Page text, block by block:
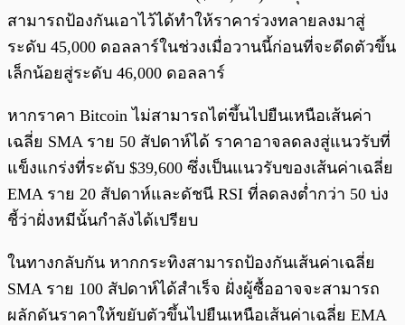
สามารถป้องกันเอาไว้ได้ทำให้ราคาร่วงทลายลงมาสู่
ระดับ 45,000 ดอลลาร์ในช่วงเมื่อวานนี้ก่อนที่จะดีดตัวขึ้น
เล็กน้อยสู่ระดับ 46,000 ดอลลาร์
หากราคา Bitcoin ไม่สามารถไต่ขึ้นไปยืนเหนือเส้นค่า
เฉลี่ย SMA ราย 50 สัปดาห์ได้ ราคาอาจลดลงสู่แนวรับที่
แข็งแกร่งที่ระดับ $39,600 ซึ่งเป็นแนวรับของเส้นค่าเฉลี่ย
EMA ราย 20 สัปดาห์และดัชนี RSI ที่ลดลงต่ำกว่า 50 บ่ง
ชี้ว่าฝั่งหมีนั้นกำลังได้เปรียบ
ในทางกลับกัน หากกระทิงสามารถป้องกันเส้นค่าเฉลี่ย
SMA ราย 100 สัปดาห์ได้สำเร็จ ฝั่งผู้ซื้ออาจจะสามารถ
ผลักดันราคาให้ขยับตัวขึ้นไปยืนเหนือเส้นค่าเฉลี่ย EMA